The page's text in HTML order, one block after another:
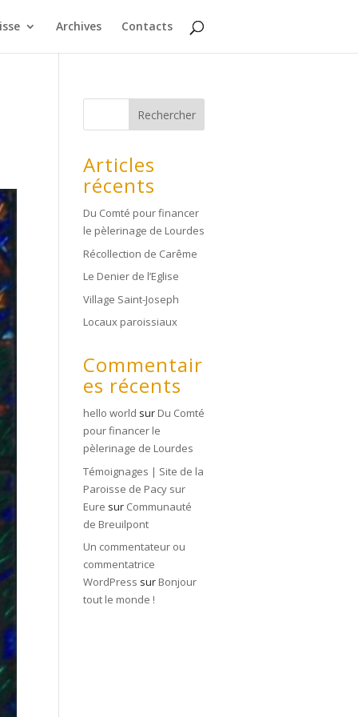
Archives Contacts
Rechercher
Articles
récents
Du Comté pour financer
le pèlerinage de Lourdes
Récollection de Carême
Le Denier de l’Eglise
Village Saint-Joseph
Locaux paroissiaux
Commentair
es récents
hello world sur Du Comté
pour financer le
pèlerinage de Lourdes
Témoignages | Site de la
Paroisse de Pacy sur
Eure sur Communauté
de Breuilpont
Un commentateur ou
commentatrice
WordPress sur Bonjour
tout le monde !